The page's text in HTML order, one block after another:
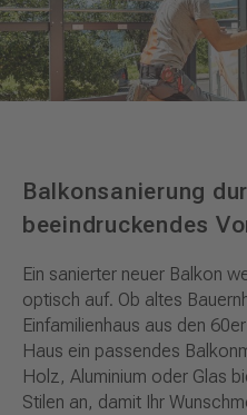
Balkonsanierung
beeindruckendes
Ein sanierter neuer Balkon
optisch auf. Ob altes
Einfamilienhaus aus den
Haus ein passendes
Holz, Aluminium oder Glas
Stilen an, damit Ihr